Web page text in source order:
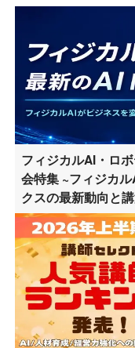
フィジカルAI・ロ
会特集 ~フィジカ
クスの最新動向と